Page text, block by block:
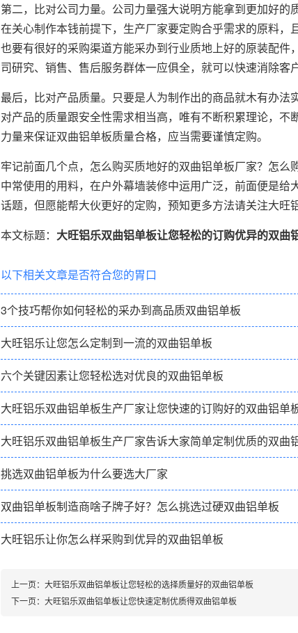
第二，比对公司力量。公司力量强大说明方能拿到更加好的
在关心制作本钱前提下，生产厂家要定购合乎需求的原料，
也要有很好的采购渠道方能采办到行业质地上好的原装配
司研究、销售、售后服务群体一应俱全，就可以快速消除客
最后，比对产品质量。只要是人为制作出的商品就木有办
对产品的质量跟安全性需求相当高，唯有不断积累理论，
力量来保证双曲铝单板质量合格，应当需要谨慎定购。
牢记前面几个点，怎么购买质地好的双曲铝单板厂家？怎
中常使用的用料，在户外幕墙装修中运用广泛，前面便是
话题，但愿能帮大伙更好的定购，预知更多方法请关注大旺
本文标题： 大旺铝乐双曲铝单板让您轻松的订购优异的双曲
以下相关文章是否符合您的胃口
3个技巧帮你如何轻松的采办到高品质双曲铝单板
大旺铝乐让您怎么定制到一流的双曲铝单板
六个关键因素让您轻松选对优良的双曲铝单板
大旺铝乐双曲铝单板生产厂家让您快速的订购好的双曲铝单
大旺铝乐双曲铝单板生产厂家告诉大家简单定制优质的双曲
挑选双曲铝单板为什么要选大厂家
双曲铝单板制造商啥子牌子好？怎么挑选过硬双曲铝单板
大旺铝乐让你怎么样采购到优异的双曲铝单板
上一页： 大旺铝乐双曲铝单板让您轻松的选择质量好的双曲铝单板
下一页： 大旺铝乐双曲铝单板让您快速定制优质得双曲铝单板